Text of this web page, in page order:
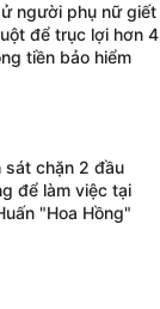
người phụ nữ giết
để trục lợi hơn 4
tiền bảo hiểm
sát chặn 2 đầu
để làm việc tại
"Hoa Hồng"